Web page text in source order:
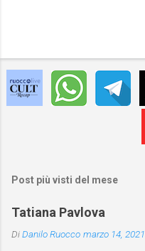
Post più visti del mese
Tatiana Pavlova
DiDanilo Ruocco marzo 14, 2021